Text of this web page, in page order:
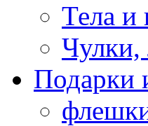
Тела и
Чулки,
Подарки